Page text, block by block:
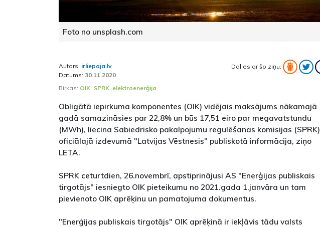
Foto no unsplash.com
Autors: irliepaja.lv
Datums: 30.11.2020
Dalies ar šo ziņu:
Birkas: OIK, SPRK, elektroenerģija
Obligātā iepirkuma komponentes (OIK) vidējais maksājums nākamajā
gadā samazināsies par 22,8% un būs 17,51 eiro par megavatstundu
(MWh), liecina Sabiedrisko pakalpojumu regulēšanas komisijas (SPRK)
oficiālajā izdevumā "Latvijas Vēstnesis" publiskotā informācija, ziņo
LETA.
SPRK ceturtdien, 26.novembrī, apstiprinājusi AS "Enerģijas publiskais
tirgotājs" iesniegto OIK pieteikumu no 2021.gada 1.janvāra un tam
pievienoto OIK aprēķinu un pamatojuma dokumentus.
"Enerģijas publiskais tirgotājs" OIK aprēķinā ir iekļāvis tādu valsts